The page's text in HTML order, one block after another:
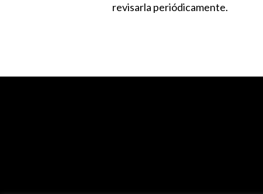
revisarla periódicamente.